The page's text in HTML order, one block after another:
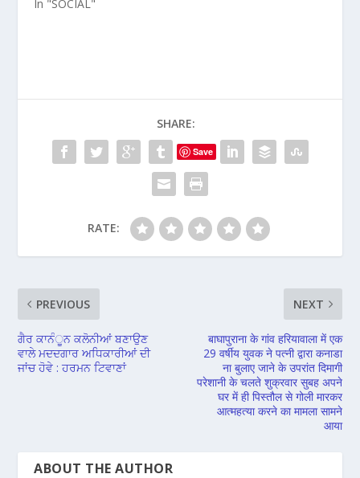
In "SOCIAL"
SHARE:
Save
RATE:
PREVIOUS
ਗੈਰ ਕਾਨੰੂਨ ਕਲੋਨੀਆਂ ਬਣਾਉਣ
ਵਾਲੇ ਮਦਦਗਾਰ ਅਧਿਕਾਰੀਆਂ ਦੀ
ਜਾਂਚ ਹੋਵੇ : ਹਰਮਨ ਟਿਵਾਣਾਂ
NEXT
बाघापुराना के गांव हरियावाला में एक
29 वर्षीय युवक ने पत्नी द्वारा कनाडा
ना बुलाए जाने के उपरांत दिमागी
परेशानी के चलते शुक्रवार सुबह अपने
घर में ही पिस्तौल से गोली मारकर
आत्महत्या करने का मामला सामने
आया
ABOUT THE AUTHOR